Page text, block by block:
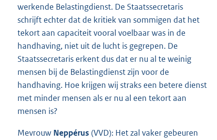
werkende Belastingdienst. De Staatssecretaris
schrijft echter dat de kritiek van sommigen dat het
tekort aan capaciteit vooral voelbaar was in de
handhaving, niet uit de lucht is gegrepen. De
Staatssecretaris erkent dus dat er nu al te weinig
mensen bij de Belastingdienst zijn voor de
handhaving. Hoe krijgen wij straks een betere dienst
met minder mensen als er nu al een tekort aan
mensen is?
Mevrouw Neppérus (VVD): Het zal vaker gebeuren